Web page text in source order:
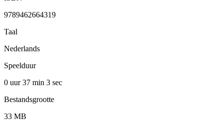
9789462664319
Taal
Nederlands
Speelduur
0 uur 37 min 3 sec
Bestandsgrootte
33 MB